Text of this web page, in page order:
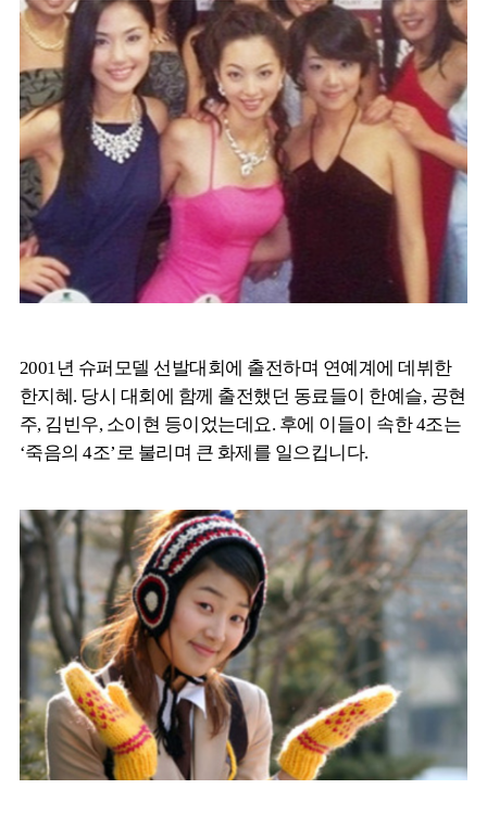
2001년 슈퍼모델 선발대회에 출전하며 연예계에 데뷔한
한지혜. 당시 대회에 함께 출전했던 동료들이 한예슬, 공현
주, 김빈우, 소이현 등이었는데요. 후에 이들이 속한 4조는
‘죽음의 4조’로 불리며 큰 화제를 일으킵니다.